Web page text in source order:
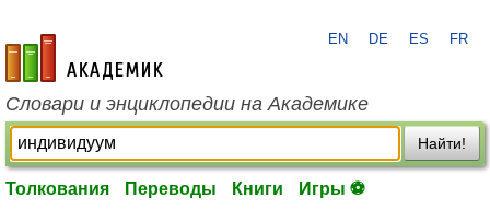
academic.ru
EN DE ES FR
Словари и энциклопедии на Академике
Найти!
Толкования Переводы Книги Игры ⚽